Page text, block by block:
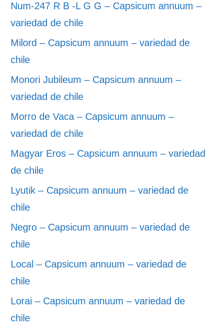
Num-247 R B -L G G – Capsicum annuum –
variedad de chile
Milord – Capsicum annuum – variedad de
chile
Monori Jubileum – Capsicum annuum –
variedad de chile
Morro de Vaca – Capsicum annuum –
variedad de chile
Magyar Eros – Capsicum annuum – variedad
de chile
Lyutik – Capsicum annuum – variedad de
chile
Negro – Capsicum annuum – variedad de
chile
Local – Capsicum annuum – variedad de
chile
Lorai – Capsicum annuum – variedad de
chile